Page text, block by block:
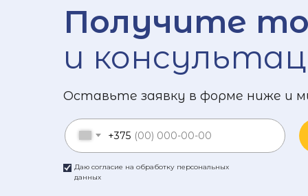
Получите
и
Оставьте заявку в форме ниже и
Даю согласие на обработку персональных
данных
+375